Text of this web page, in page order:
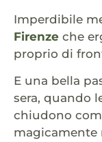
Imperdibile
Firenze che
proprio di
E una bella
sera, quando
chiudono
magicamente